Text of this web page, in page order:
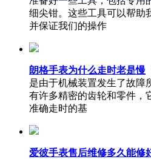
细尖钳。这些工具可以帮助
并保证我们的操作
朗格手表为什么走时老是慢
是由于机械装置发生了故障
有许多精密的齿轮和零件，
准确走时的基
爱彼手表售后维修多久能修